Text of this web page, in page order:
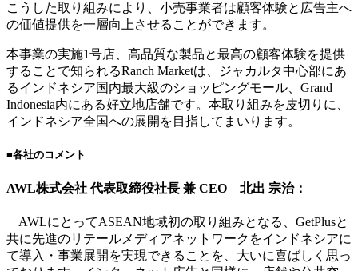
こうした取り組みにより、小売事業者は顧客体験と広告主へ
の価値提供を一層向上させることができます。
本事業の実施1号店、高品質な製品と最高の顧客体験を提供
することで知られるRanch Marketは、ジャカルタ中心部にあ
るインドネシア国内最大級のショッピングモール、Grand
Indonesia内にある好立地店舗です。本取り組みを皮切りに、
インドネシア全国への展開を目指してまいります。
■各社のコメント
AWL株式会社 代表取締役社長 兼 CEO 北出 宗治：
AWLにとってASEAN地域初の取り組みとなる、GetPlusと
共に先進のリテールメディアネットワークをインドネシアに
て導入・事業展開を実現できることを、大いに喜ばしく思っ